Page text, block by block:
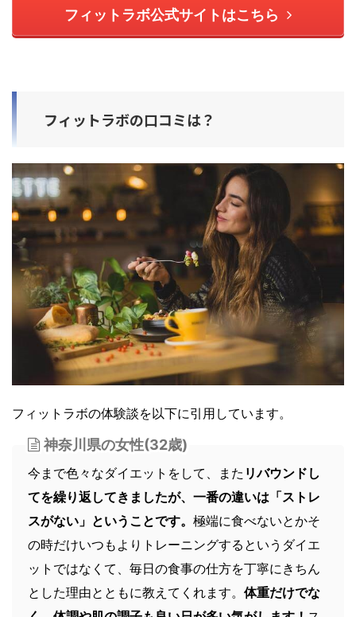
フィットラボ公式サイトはこちら
フィットラボの口コミは？
フィットラボの体験談を以下に引用しています。
神奈川県の女性(32歳)
今まで色々なダイエットをして、また リバウンドし
てを繰り返してきましたが、一番の違いは「ストレ
スがない」ということです。 極端に食べないとかそ
の時だけいつもよりトレーニングするというダイエ
ットではなくて、毎日の食事の仕方を丁寧にきちん
とした理由とともに教えてくれます。 体重だけでな